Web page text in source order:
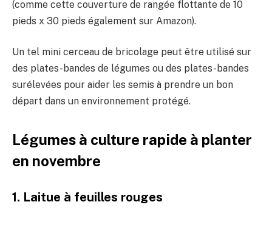
(comme cette couverture de rangée flottante de 10
pieds x 30 pieds également sur Amazon).
Un tel mini cerceau de bricolage peut être utilisé sur
des plates-bandes de légumes ou des plates-bandes
surélevées pour aider les semis à prendre un bon
départ dans un environnement protégé.
Légumes à culture rapide à planter
en novembre
1. Laitue à feuilles rouges